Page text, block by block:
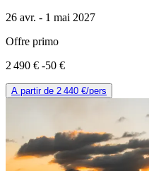
26 avr. - 1 mai 2027
Offre primo
2 490 € -50 €
A partir de 2 440 €/pers